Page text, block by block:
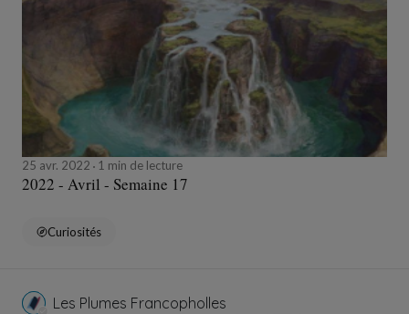
25 avr. 2022 1 min de lecture
2022 - Avril - Semaine 17
Curiosités
Les Plumes Francopholles